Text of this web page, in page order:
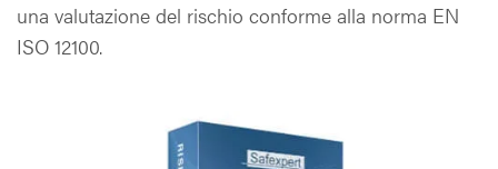
una valutazione del rischio conforme alla norma EN
ISO 12100.